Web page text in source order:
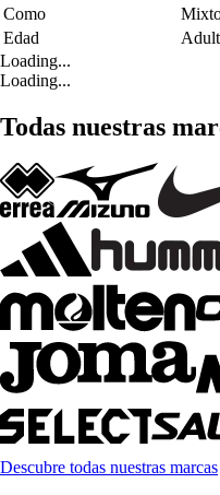
Como
Edad
Loading...
Loading...
Todas nuestras
Descubre todas nuestras marcas